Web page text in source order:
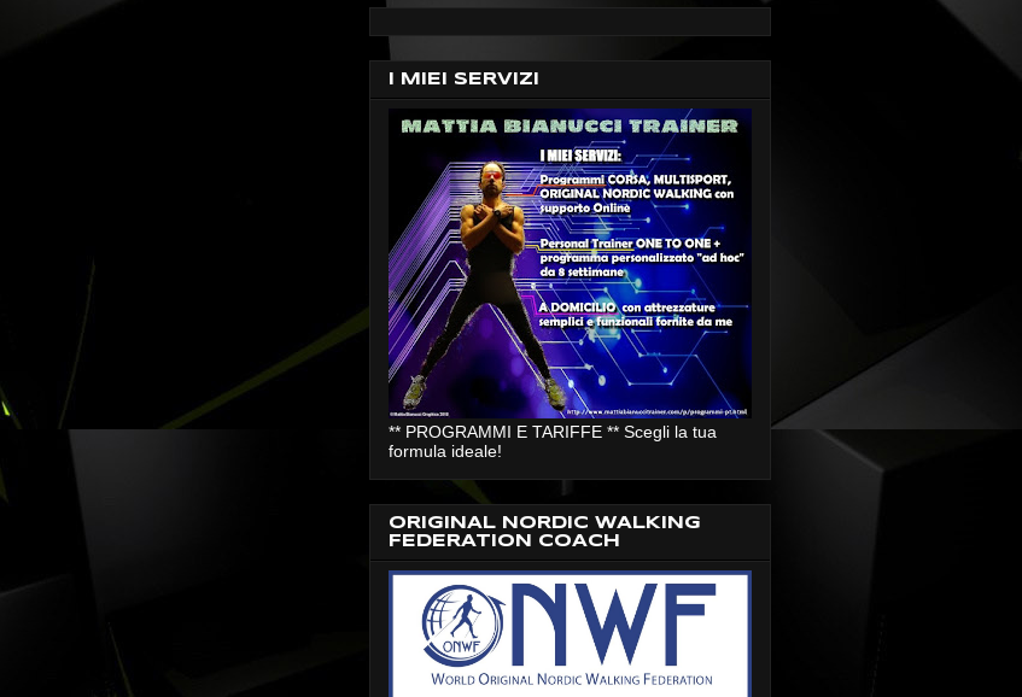
I MIEI SERVIZI
** PROGRAMMI E TARIFFE ** Scegli la tua
formula ideale!
ORIGINAL NORDIC WALKING
FEDERATION COACH